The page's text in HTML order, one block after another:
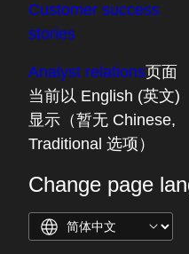
Customer success
stories
Analyst relations页面
当前以 English (英文)
显示（暂无 Chinese,
Traditional 选项）
Change page